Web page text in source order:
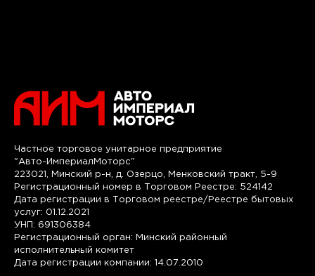
Частное торговое унитарное предприятие
"Авто-ИмпериалМоторс"
223021, Минский р-н, д. Озерцо, Менковский тракт, 5-9
Регистрационный номер в Торговом Реестре: 524142
Дата регистрации в Торговом реестре/Реестре бытовых
услуг: 01.12.2021
УНП: 691306384
Регистрационный орган: Минский районный
исполнительный комитет
Дата регистрации компании: 14.07.2010